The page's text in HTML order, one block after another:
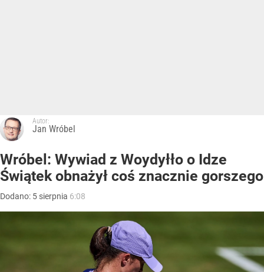
Autor:
Jan Wróbel
Wróbel: Wywiad z Woydyłło o Idze
Świątek obnażył coś znacznie gorszego
Dodano: 5 sierpnia 6:08